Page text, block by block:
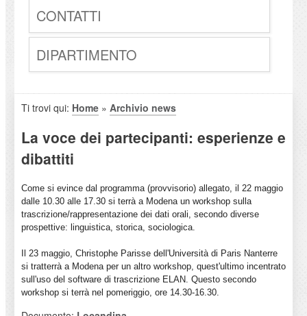
CONTATTI
DIPARTIMENTO
Ti trovi qui: Home» Archivio news
La voce dei partecipanti: esperienze e
dibattiti
Come si evince dal programma (provvisorio) allegato, il 22 maggio
dalle 10.30 alle 17.30 si terrà a Modena un workshop sulla
trascrizione/rappresentazione dei dati orali, secondo diverse
prospettive: linguistica, storica, sociologica.
Il 23 maggio, Christophe Parisse dell'Università di Paris Nanterre
si tratterrà a Modena per un altro workshop, quest'ultimo incentrato
sull'uso del software di trascrizione ELAN. Questo secondo
workshop si terrà nel pomeriggio, ore 14.30-16.30.